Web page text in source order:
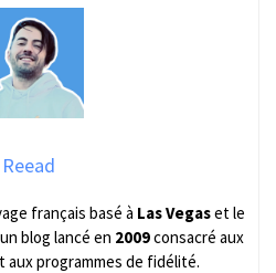
Reead
français basé à Las Vegaset le
blog lancé en 2009consacré aux
aux programmes de fidélité.